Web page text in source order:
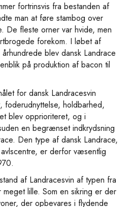
fortrinsvis fra bestanden af
man at føre stambog over
De fleste orner var hvide, men
forekom. I løbet af
blev dansk Landrace
på produktion af bacon til
for dansk Landracesvin
holdbarhed,
blev opprioriteret, og i
en begrænset indkrydsning
Den type af dansk Landrace,
er derfor væsentlig
af Landracesvin af typen fra
lille. Som en sikring er der
der opbevares i flydende